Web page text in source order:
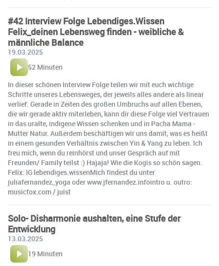
#42 Interview Folge Lebendiges.Wissen
Felix_deinen Lebensweg finden - weibliche &
männliche Balance
19.03.2025
52 Minuten
In dieser schönen Interview Folge teilen wir mit euch wichtige
Schritte unseres Lebensweges, der jeweils alles andere als linear
verlief. Gerade in Zeiten des großen Umbruchs auf allen Ebenen,
die wir gerade aktiv miterleben, kann dir diese Folge viel Vertrauen
in das uralte, indigene Wissen schenken und in Pacha Mama -
Mutter Natur. Außerdem beschäftigen wir uns damit, was es heißt
in einem gesunden Verhältnis zwischen Yin & Yang zu leben. Ich
freu mich, wenn du reinhörst und unser Gespräch auf mit
Freunden/ Family teilst :) Hajaja! Wie die Kogis so schön sagen.
Felix: IG lebendiges.wissenMich findest du unter
juliafernandez_yoga oder www.jfernandez.infointro u. outro:
musicfox.com / juist
Solo- Disharmonie aushalten, eine Stufe der
Entwicklung
13.03.2025
19 Minuten